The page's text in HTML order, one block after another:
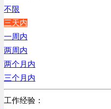
计算机软件类
贸易/物流/仓储/采购类
客服及凯发娱乐网址的技术支
高级管理类
电子/电器/半导体类
电力电气/能源/自动化
程序/语言开发类
行政/后勤/文秘类
不限
三天内
一周内
两周内
两个月内
三个月内
工作经验：